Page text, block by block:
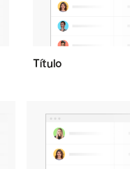
Título